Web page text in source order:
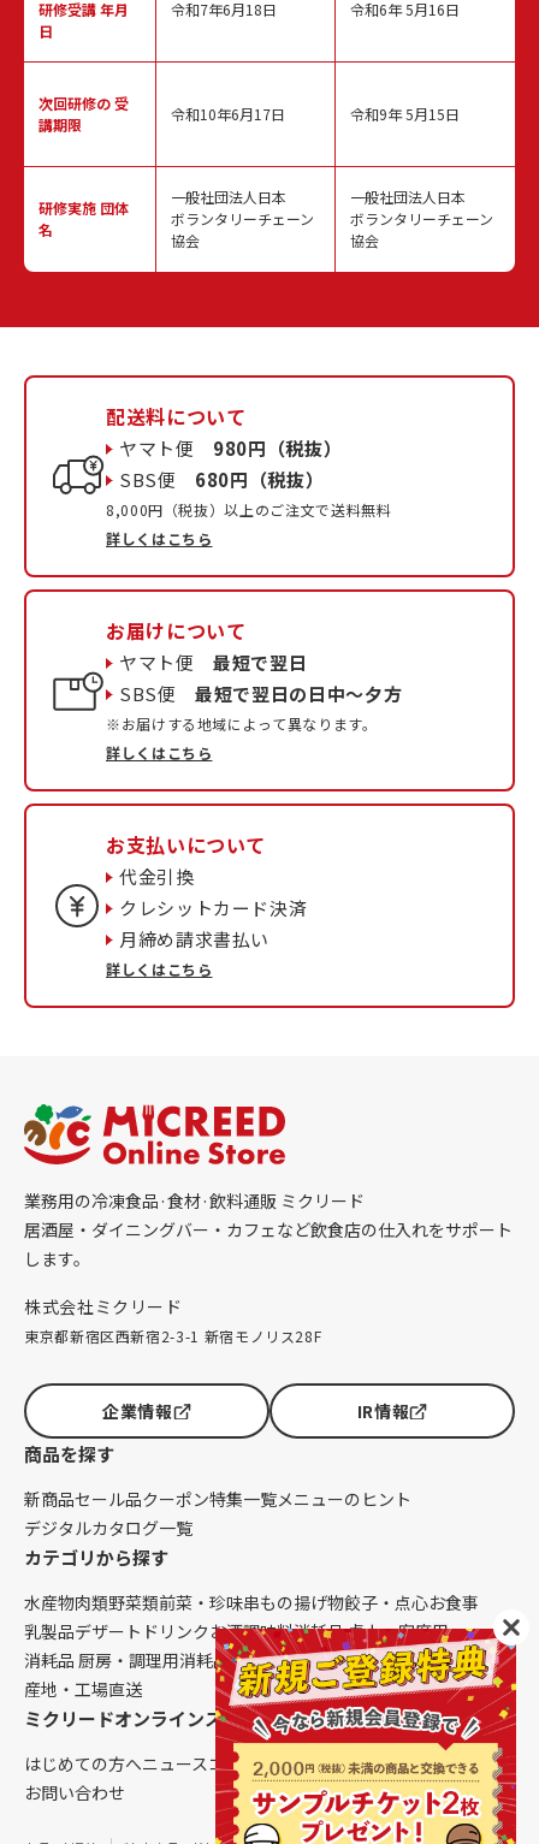
研修受講 年月
日
次回研修の受
講期限
研修実施 団体
名
令和7年6月18日
令和10年6月17日
一般社団法人日本
ボランタリーチェーン
協会
令和6年 5月16日
令和9年 5月15日
一般社団法人日本
ボランタリーチェーン
協会
配送料について
ヤマト便 980円（税抜）
SBS便 680円（税抜）
8,000円（税抜）以上のご注文で送料無料
詳しくはこちら
お届けについて
ヤマト便最短で翌日
SBS便最短で翌日の日中〜夕方
※お届けする地域によって異なります。
詳しくはこちら
お支払いについて
代金引換
クレシットカード決済
月締め請求書払い
詳しくはこちら
業務用の冷凍食品·食材·飲料通販 ミクリード
居酒屋・ダイニングバー・カフェなど飲食店の仕入れをサポート
します。
株式会社ミクリード
東京都新宿区西新宿2-3-1 新宿モノリス28F
企業情報 IR情報
商品を探す
新商品セール品クーポン特集一覧メニューのヒント
デジタルカタログ一覧
カテゴリから探す
水産物肉類野菜類前菜・珍味串もの揚げ物餃子・点心お食事
乳製品デザート ドリンク お酒調味料消耗品 卓上・客席用
消耗品 厨房・調理用消耗品 クレンリネス生鮮品（配送便限定）
産地・工場直送
ミクリードオンラインストアについて
はじめての方へニュースコラムご利用ガイド会社概要
お問い合わせ